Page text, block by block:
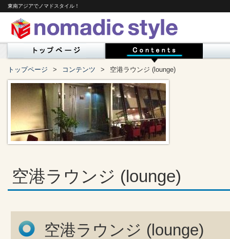
東南アジアでノマドスタイル！
トップページ コンテンツ 空港ラウンジ (lounge)
空港ラウンジ (lounge)
空港ラウンジ (lounge)